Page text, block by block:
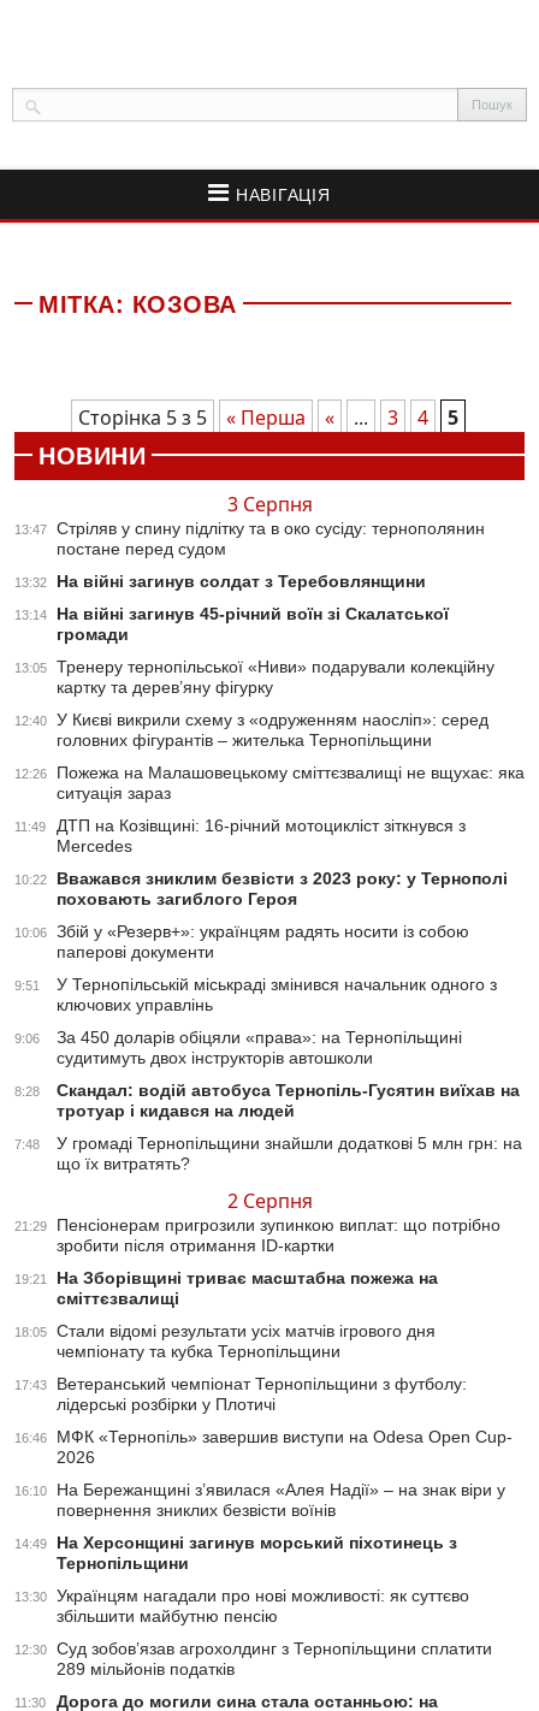
НАВІГАЦІЯ
МІТКА: КОЗОВА
Сторінка 5 з 5 « Перша « ... 3 4
5
НОВИНИ
3 Серпня
13:47
Стріляв у спину підлітку та в око сусіду: тернополянин
постане перед судом
13:32 На війні загинув солдат з Теребовлянщини
13:14
На війні загинув 45-річний воїн зі Скалатської
громади
13:05
Тренеру тернопільської «Ниви» подарували колекційну
картку та дерев’яну фігурку
12:40
У Києві викрили схему з «одруженням наосліп»: серед
головних фігурантів – жителька Тернопільщини
12:26
Пожежа на Малашовецькому сміттєзвалищі не вщухає: яка
ситуація зараз
11:49
ДТП на Козівщині: 16-річний мотоцикліст зіткнувся з
Mercedes
10:22
Вважався зниклим безвісти з 2023 року: у Тернополі
поховають загиблого Героя
10:06
Збій у «Резерв+»: українцям радять носити із собою
паперові документи
9:51
У Тернопільській міськраді змінився начальник одного з
ключових управлінь
9:06
За 450 доларів обіцяли «права»: на Тернопільщині
судитимуть двох інструкторів автошколи
8:28
Скандал: водій автобуса Тернопіль-Гусятин виїхав на
тротуар і кидався на людей
7:48
У громаді Тернопільщини знайшли додаткові 5 млн грн: на
що їх витратять?
2 Серпня
21:29
Пенсіонерам пригрозили зупинкою виплат: що потрібно
зробити після отримання ID-картки
19:21
На Зборівщині триває масштабна пожежа на
сміттєзвалищі
18:05
Стали відомі результати усіх матчів ігрового дня
чемпіонату та кубка Тернопільщини
17:43
Ветеранський чемпіонат Тернопільщини з футболу:
лідерські розбірки у Плотичі
16:46
МФК «Тернопіль» завершив виступи на Odesa Open Cup-
2026
16:10
На Бережанщині з’явилася «Алея Надії» – на знак віри у
повернення зниклих безвісти воїнів
14:49
На Херсонщині загинув морський піхотинець з
Тернопільщини
13:30
Українцям нагадали про нові можливості: як суттєво
збільшити майбутню пенсію
12:30
Суд зобов’язав агрохолдинг з Тернопільщини сплатити
289 мільйонів податків
11:30 Дорога до могили сина стала останньою: на